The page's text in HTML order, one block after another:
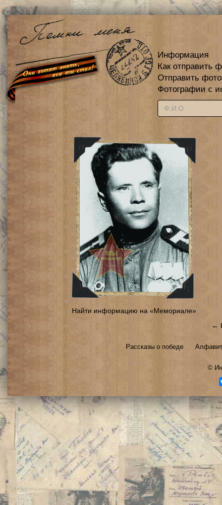
Информация
Как отправить
Отправить
Фотографии с
Найти информацию на «Мемориале»
←
Рассказы о победе
©